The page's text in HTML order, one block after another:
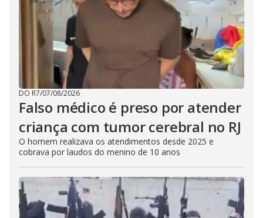
DO R7/07/08/2026
Falso médico é preso por atender
criança com tumor cerebral no RJ
O homem realizava os atendimentos desde 2025 e
cobrava por laudos do menino de 10 anos